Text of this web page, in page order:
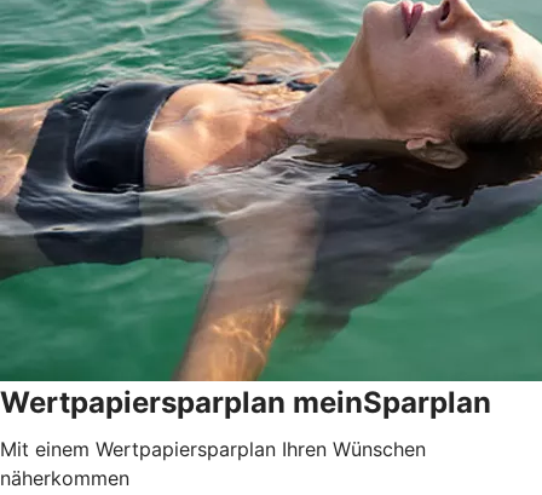
Wertpapiersparplan meinSparplan
Mit einem Wertpapiersparplan Ihren Wünschen
näherkommen